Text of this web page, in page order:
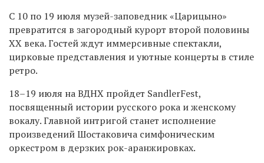
С 10 по 19 июля музей-заповедник «Царицыно»
превратится в загородный курорт второй половины
XX века. Гостей ждут иммерсивные спектакли,
цирковые представления и уютные концерты в стиле
ретро.
18–19 июля на ВДНХ пройдет SandlerFest,
посвященный истории русского рока и женскому
вокалу. Главной интригой станет исполнение
произведений Шостаковича симфоническим
оркестром в дерзких рок-аранжировках.